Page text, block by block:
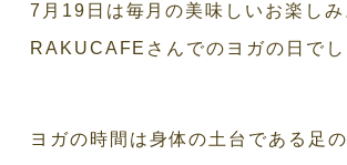
7月19日は毎月の美味しいお楽しみ
RAKUCAFEさんでのヨガの日でし
ヨガの時間は身体の土台である足